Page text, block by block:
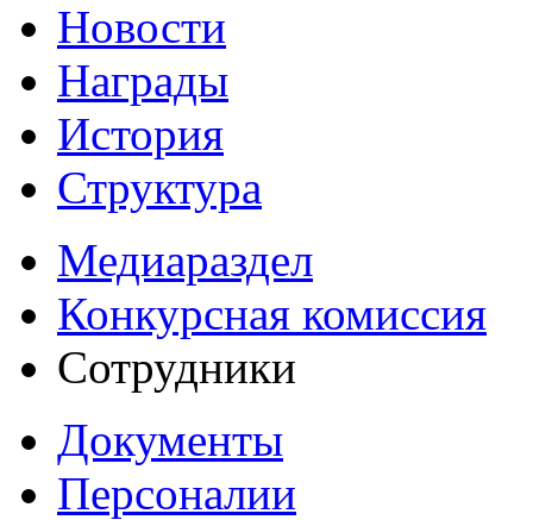
Новости
Награды
История
Структура
Медиараздел
Конкурсная комиссия
Сотрудники
Документы
Персоналии